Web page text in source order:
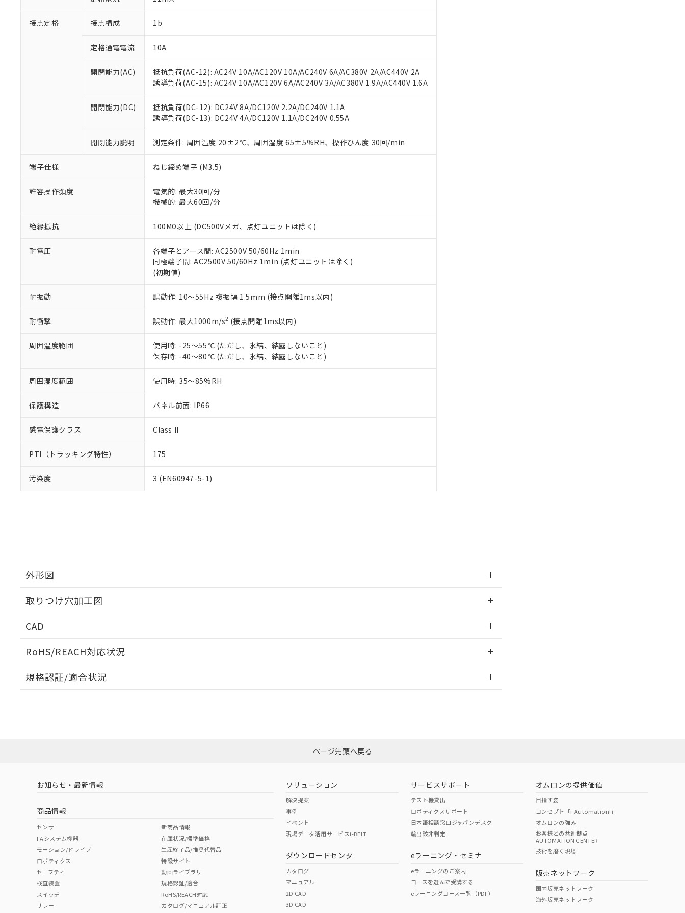
接点定格 接点構成 1b
定格通電電流 10A
開閉能力(AC)
抵抗負荷(AC-12): AC24V 10A/AC120V 10A/AC240V 6A/AC380V 2A/AC440V 2A
誘導負荷(AC-15): AC24V 10A/AC120V 6A/AC240V 3A/AC380V 1.9A/AC440V 1.6A
開閉能力(DC)
抵抗負荷(DC-12): DC24V 8A/DC120V 2.2A/DC240V 1.1A
誘導負荷(DC-13): DC24V 4A/DC120V 1.1A/DC240V 0.55A
開閉能力説明 測定条件: 周囲温度 20±2℃、周囲湿度 65±5%RH、操作ひん度 30回/min
端子仕様 ねじ締め端子 (M3.5)
許容操作頻度
電気的: 最大30回/分
機械的: 最大60回/分
絶縁抵抗 100MΩ以上 (DC500Vメガ、点灯ユニットは除く)
耐電圧
各端子とアース間: AC2500V 50/60Hz 1min
同極端子間: AC2500V 50/60Hz 1min (点灯ユニットは除く)
(初期値)
耐振動 誤動作: 10～55Hz 複振幅 1.5mm (接点開離1ms以内)
耐衝撃 誤動作: 最大1000m/s2 (接点開離1ms以内)
周囲温度範囲
使用時: -25～55℃ (ただし、氷結、結露しないこと)
保存時: -40～80℃ (ただし、氷結、結露しないこと)
周囲湿度範囲 使用時: 35～85%RH
保護構造 パネル前面: IP66
感電保護クラス Class II
PTI（トラッキング特性） 175
汚染度 3 (EN60947-5-1)
外形図
取りつけ穴加工図
CAD
RoHS/REACH対応状況
EU RoHS 注意事項・凡例
ダウンロードはこちら
中国 RoHS 注意事項・凡例
中国 RoHS表
Pb Hg Cr(VI)
O O
規格認証/適合状況
本サービスは、当社制御機器事業取扱商品の当社在庫状況および標準価格(税抜)を提供させていただ
当社制御機器事業取扱商品の中には、本サービスの対象外となる商品もあることをご了承ください。
い。
正式な納期状況および標準価格はお客様のお取引先、またはお客様担当のオムロン制御機器販売店・
当社販売員にご相談ください。
在庫状況および標準価格結果を当社の事前の承諾なく第三者に漏洩または開示しないようお願いしま
す。
マイパーツ機能（部品リスト作成サービス）をご利用いただくには、I-Webメンバーズにご登録され
ている必要があります。
お客様が当ウェブサイト上で当社にご登録された部品リストについて、当社および当社の共同利用者
が、当社の製品・サービスに関するお客様との取引・商談に必要な範囲で利用することをご了承くだ
さい。
いる法人を指します。
*EU RoHS指令（10物質）：
フタル酸ビス(2-エチルヘキシル) (DEHP)(別名：DOP) 1000ppm以下、フタル酸ブチルベンジル（BBP） 1000ppm以下、フタル酸ジブチ
ル（DBP） 1000ppm以下、フタル酸ジイソブチル (DIBP) 1000ppm以下
但し、RoHS指令で産業用監視および制御機器に対する適用除外項目は除く。
フタル酸エステル類の４物質については閾値を超える意図的な使用がないことを確認しています。
※2 対応予定月
部品在庫の切り替え状況などにより、予定月が前後することがあります。
※3 非含有証明書ダウンロード
EU RoHS指令（10物質）の非含有証明書
51物質の非含有証明書（当社基準）
※本証明書は発行日時点で非含有を証明するもので、過去に遡って非含有を証明するものではありません。
また、RoHS指令のフタル酸エステル類４物質の対応では、対応完了までの期間は出荷製品に未対応品が
混在することから備考欄に対応日を記載しておりました。
既に当社にて対応品への在庫切替を完了していることから、特段のことがない限り、2022年1月12日よ
り割愛しております。
「×」：最大均質材料含有率が中国RoHSの基準値を超えていることを示します。
Pb(鉛) :1000ppm、 Hg(水銀) : 1000ppm、 Cd(カドミウム) : 100ppm、
DEHP(フタル酸ビス(2-エチルヘキシル)) : 1000ppm
※2 環境保護使用期限
「ｅ」：有害物質（10物質）のすべてが基準値以下であることを示します。
味します。
「－」：未確認です。当社販売部門へお問い合わせください。
当社は、これら貴社製品のうち、外国為替および外国貿易法に定める商品（以下｢規制貨物等」とい
などの必要な手続きをとります。
ます。
当社は貴社製品を、核兵器、ミサイル、化学兵器、生物兵器またはその他武器並びにこれらの製造装
置等に一切使用いたしません。
当社は、貴社製品を第三者に販売する場合は、上記1、2および3の内容を当該第三者に通知します。
たしません。
△ 一定数には満たないが在庫あり
－
在庫なし(最新の在庫状況については、お客様のお取引先、またはお客様担当のオムロン制御
機器販売店・当社販売員にご確認ください)
空
受注生産機種、また在庫状況の情報を公開していない機種
ページ先頭へ戻る
お知らせ・最新情報
商品情報
センサ
FAシステム機器
モーション/ドライブ
ロボティクス
セーフティ
検査装置
スイッチ
リレー
新商品情報
在庫状況/標準価格
生産終了品/推奨代替品
特設サイト
動画ライブラリ
規格認証/適合
RoHS/REACH対応
カタログ/マニュアル訂正
ソリューション
解決提案
事例
イベント
現場データ活用サービスi-BELT
ダウンロードセンタ
カタログ
マニュアル
2D CAD
3D CAD
サービスサポート
テスト機貸出
ロボティクスサポート
日本語相談窓口ジャパンデスク
輸出該非判定
eラーニング・セミナ
eラーニングのご案内
コースを選んで受講する
eラーニングコース一覧（PDF）
オムロンの提供価値
目指す姿
コンセプト「i-Automation!」
オムロンの強み
お客様との共創拠点
AUTOMATION CENTER
技術を磨く現場
販売ネットワーク
国内販売ネットワーク
海外販売ネットワーク